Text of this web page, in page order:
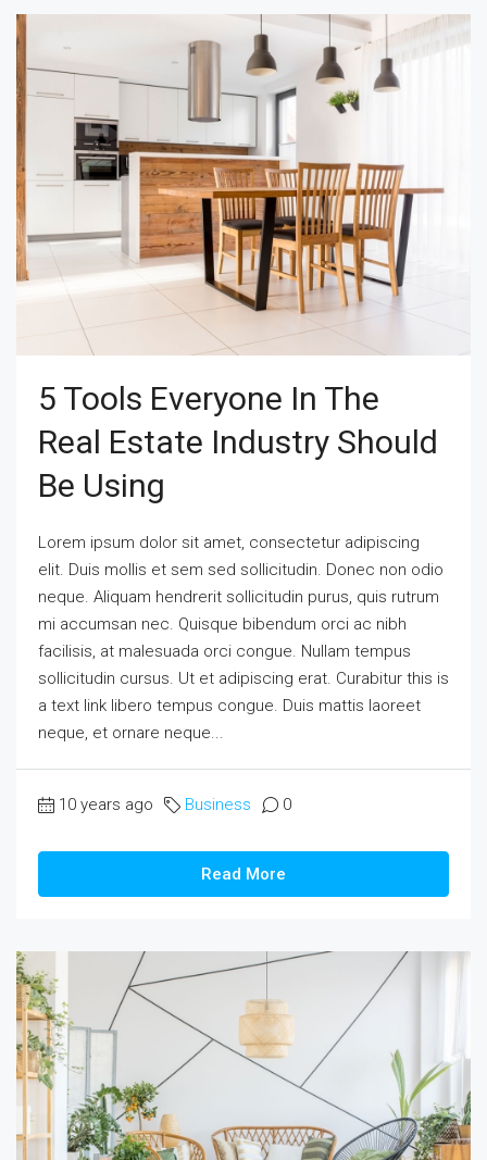
5 Tools Everyone In The
Real Estate Industry Should
Be Using
Lorem ipsum dolor sit amet, consectetur adipiscing
elit. Duis mollis et sem sed sollicitudin. Donec non odio
neque. Aliquam hendrerit sollicitudin purus, quis rutrum
mi accumsan nec. Quisque bibendum orci ac nibh
facilisis, at malesuada orci congue. Nullam tempus
sollicitudin cursus. Ut et adipiscing erat. Curabitur this is
a text link libero tempus congue. Duis mattis laoreet
neque, et ornare neque...
10 years ago Business 0
Read More